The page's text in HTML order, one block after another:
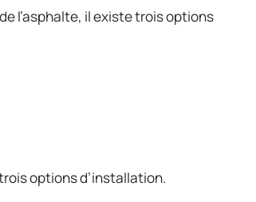
l’asphalte, il existe trois options
options d’installation.